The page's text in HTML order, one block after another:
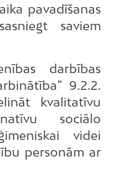
pavadīšanas
saviem
darbības
9.2.2.
kvalitatīvu
sociālo
videi
personām ar